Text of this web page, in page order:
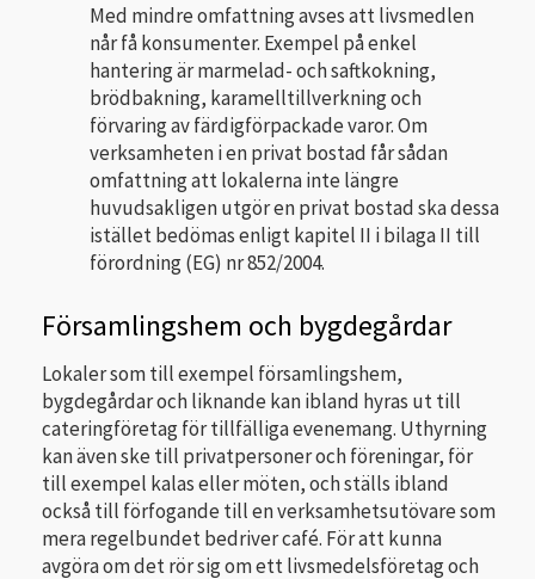
Med mindre omfattning avses att livs­medlen
når få konsumenter. Exempel på enkel
hantering är marmelad- och saftkok­ning,
brödbakning, karamelltillverkning och
förvaring av färdigförpackade varor. Om
verksamheten i en privat bostad får sådan
omfattning att lokalerna inte längre
huvudsakligen utgör en privat bostad ska dessa
istället bedömas enligt kapitel II i bilaga II till
förordning (EG) nr 852/2004.
Församlingshem och bygdegårdar
Lokaler som till exempel församlingshem,
bygdegårdar och liknande kan ibland hyras ut till
catering­företag för tillfälliga evenemang. Uthyrning
kan även ske till privatpersoner och föreningar, för
till exempel kalas eller möten, och ställs ibland
också till förfogande till en verksamhetsutövare som
mera regelbundet bedriver café. För att kunna
avgöra om det rör sig om ett livsmedelsföretag och